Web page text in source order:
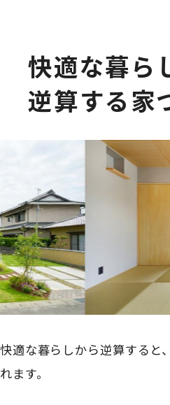
快適な暮ら
逆算する家
快適な暮らしから逆算すると
れます。